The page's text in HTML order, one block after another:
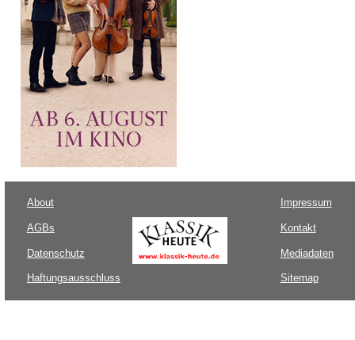
About
AGBs
Datenschutz
Haftungsausschluss
Impressum
Kontakt
Mediadaten
Sitemap